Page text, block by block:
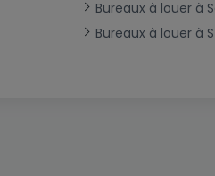
Bureaux à louer à
Bureaux à louer à